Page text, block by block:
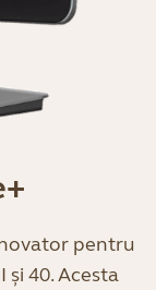
pentru
40. Acesta